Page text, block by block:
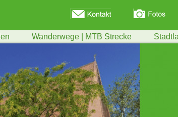
Wanderwege | MTB Strecke